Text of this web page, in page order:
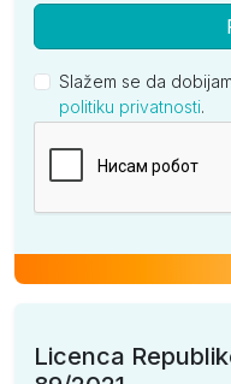
Slažem se da
politiku privatnosti.
Licenca